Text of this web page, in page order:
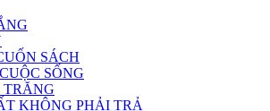
SÁCH
SỐNG
KHÔNG PHẢI TRẢ